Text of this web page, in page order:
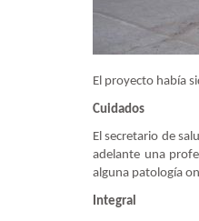
El proyecto había
Cuidados
El secretario de
adelante una
alguna patología
Integral